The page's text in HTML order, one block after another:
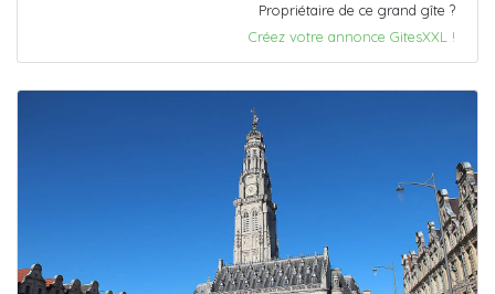
Propriétaire de ce grand gîte ?
Créez votre annonce GitesXXL !